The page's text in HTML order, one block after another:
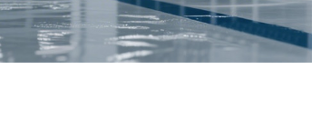
Português
العربية